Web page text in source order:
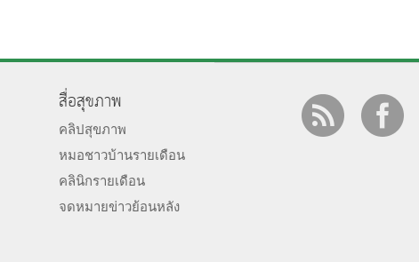
สื่อสุขภาพ
คลิปสุขภาพ
หมอชาวบ้านรายเดือน
คลินิกรายเดือน
จดหมายข่าวย้อนหลัง